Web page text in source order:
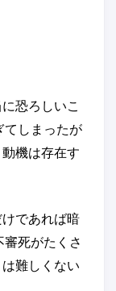
恐ろしいこ
てしまったが
機は存在す
であれば暗
死がたくさ
難しくない